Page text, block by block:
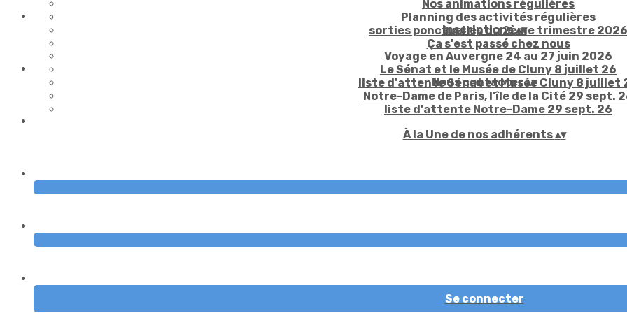
Nos animations régulières
Planning des activités régulières
sorties ponctuelles du 2ème trimestre 2026
Ça s'est passé chez nous
Inscriptions▴▾
Voyage en Auvergne 24 au 27 juin 2026
Le Sénat et le Musée de Cluny 8 juillet 26
liste d'attente Sénat et Musée Cluny 8 juillet
Notre-Dame de Paris, l'île de la Cité 29 sept.
liste d'attente Notre-Dame 29 sept. 26
Nous contacter▴▾
À la Une de nos adhérents▴▾
Se connecter